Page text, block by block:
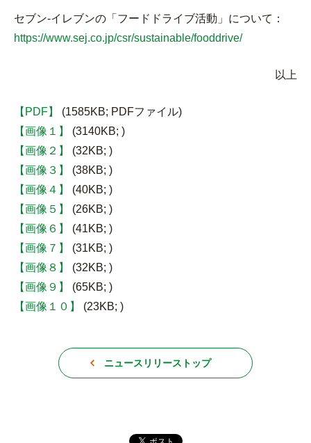
セブン‐イレブンの「フードドライブ活動」について：
https://www.sej.co.jp/csr/sustainable/fooddrive/
以上
【PDF】
(1585KB; PDFファイル)
【画像１】
(3140KB; )
【画像２】
(32KB; )
【画像３】
(38KB; )
【画像４】
(40KB; )
【画像５】
(26KB; )
【画像６】
(41KB; )
【画像７】
(31KB; )
【画像８】
(32KB; )
【画像９】
(65KB; )
【画像１０】
(23KB; )
ニュースリリーストップ